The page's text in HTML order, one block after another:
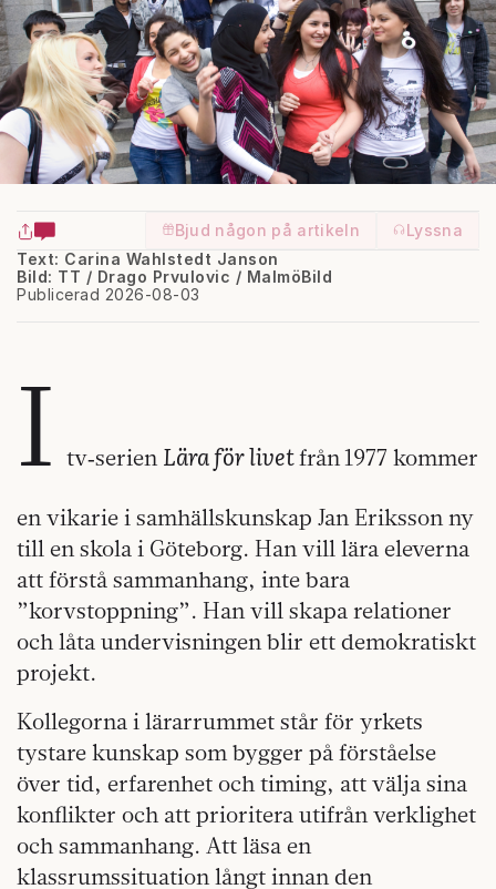
Bjud någon på artikeln
Lyssna
Text: Carina Wahlstedt Janson
Publicerad 2026-08-03
Bild: TT / Drago Prvulovic / MalmöBild
I tv‑serien Lära för livetfrån1977 kommer
en vikarie i samhällskunskap Jan Eriksson ny
till en skola i Göteborg. Han vill lära eleverna
att förstå sammanhang, inte bara
”korvstoppning”. Han vill skapa relationer
och låta undervisningen blir ett demokratiskt
projekt.
Kollegorna i lärarrummet står för yrkets
tystare kunskap som bygger på förståelse
över tid, erfarenhet och timing, att välja sina
konflikter och att prioritera utifrån verklighet
och sammanhang. Att läsa en
klassrumssituation långt innan den